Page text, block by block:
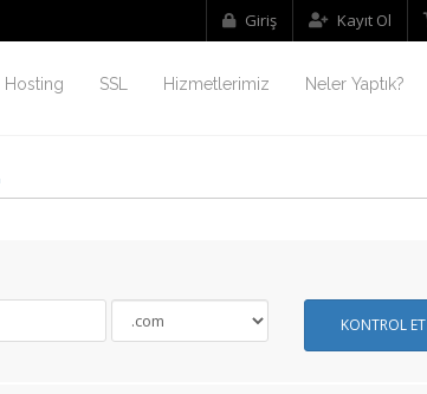
Giriş Kayıt Ol
Hosting SSL Hizmetlerimiz Neler Yaptık?
KONTROL ET